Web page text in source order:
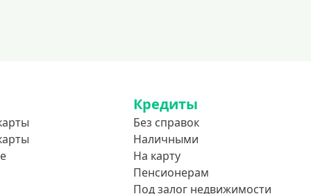
Visa Classic
UnionPay
Премиум
Кредиты
Без справок
Наличными
На карту
Пенсионерам
Под залог недвижимости